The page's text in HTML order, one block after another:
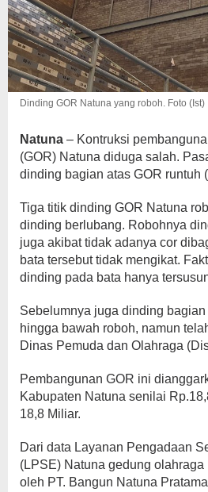
Dinding GOR Natuna yang roboh. Foto (Ist)
Natuna – Kontruksi
(GOR) Natuna diduga salah.
dinding bagian atas GOR runtuh
Tiga titik dinding GOR Natuna
dinding berlubang. Robohnya
juga akibat tidak adanya cor
bata tersebut tidak mengikat.
dinding pada bata hanya
Sebelumnya juga dinding
hingga bawah roboh, namun
Dinas Pemuda dan Olahraga
Pembangunan GOR ini
Kabupaten Natuna senilai
18,8 Miliar.
Dari data Layanan Pengadaan
(LPSE) Natuna gedung
oleh PT. Bangun Natuna